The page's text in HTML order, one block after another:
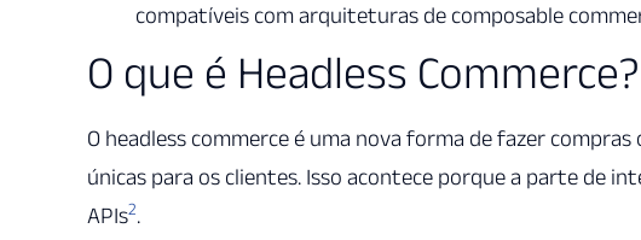
compatíveis com arquiteturas de composable
O que é Headless Commerce?
O headless commerce é uma nova forma de fazer
únicas para os clientes. Isso acontece porque a parte de
APIs2.